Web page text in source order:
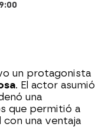
un protagonista
. El actor asumió
una
que permitió a
una ventaja